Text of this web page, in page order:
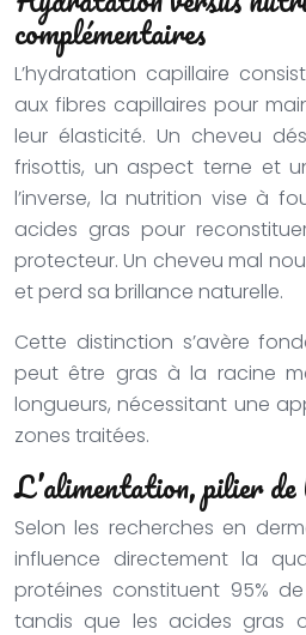
complémentaires
L’hydratation capillaire
aux fibres capillaires pour
leur élasticité. Un cheveu
frisottis, un aspect terne et
l’inverse, la nutrition vise à
acides gras pour
protecteur. Un cheveu mal
et perd sa brillance naturelle.
Cette distinction s’avère
peut être gras à la racine
longueurs, nécessitant une
zones traitées.
L’alimentation, pilier
Selon les recherches en
influence directement la
protéines constituent 95%
tandis que les acides gras